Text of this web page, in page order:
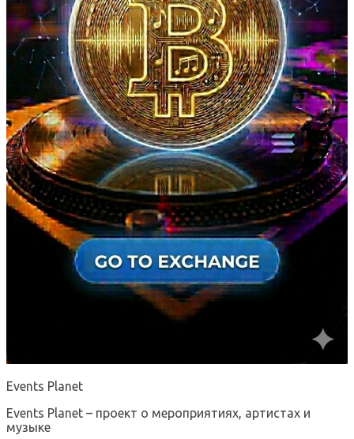
Events Planet
Events Planet – проект о мероприятиях, артистах и
музыке